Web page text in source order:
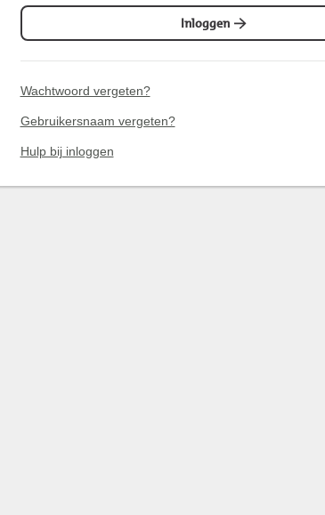
Inloggen
Wachtwoord vergeten?
Gebruikersnaam vergeten?
Hulp bij inloggen